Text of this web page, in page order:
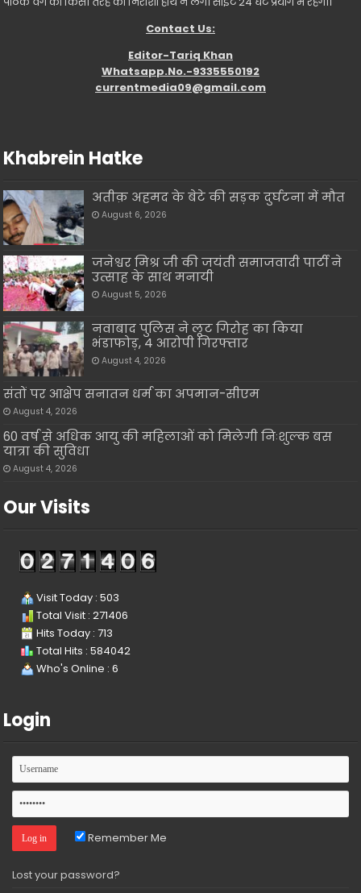
Contact Us:
Editor-Tariq Khan
Whatsapp.No.-9335550192
currentmedia09@gmail.com
Khabrein Hatke
अतीक़ अहमद के बेटे की सड़क दुर्घटना में मौत
August 6, 2026
जनेश्वर मिश्र जी की जयंती समाजवादी पार्टी ने
उत्साह के साथ मनायी
August 5, 2026
नवाबाद पुलिस ने लूट गिरोह का किया
भंडाफोड़, 4 आरोपी गिरफ्तार
August 4, 2026
संतों पर आक्षेप सनातन धर्म का अपमान-सीएम
August 4, 2026
60 वर्ष से अधिक आयु की महिलाओं को मिलेगी निःशुल्क बस
यात्रा की सुविधा
August 4, 2026
Our Visits
Visit Today : 503
Total Visit : 271406
Hits Today : 713
Total Hits : 584042
Who's Online : 6
Login
Remember Me
Lost your password?